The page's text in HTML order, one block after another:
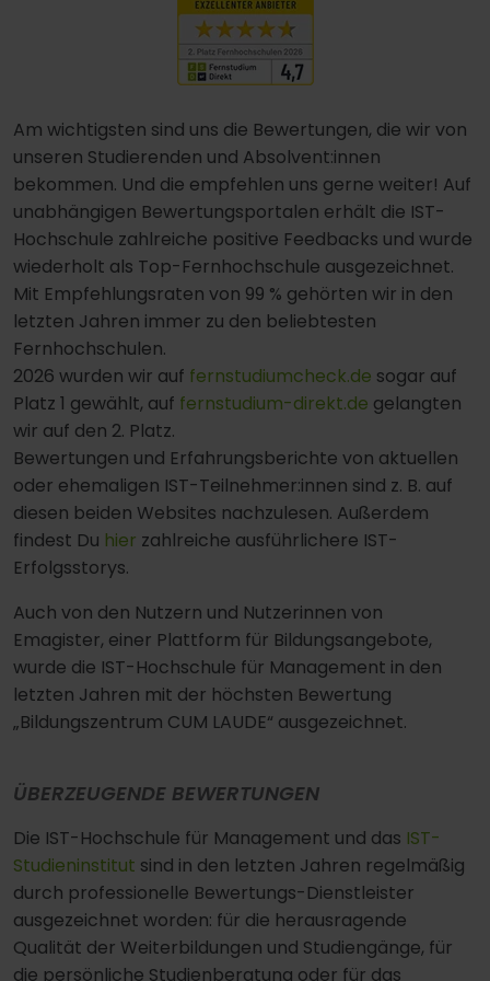
Am wichtigsten sind uns die Bewertungen, die wir von
unseren Studierenden und Absolvent:innen
bekommen. Und die empfehlen uns gerne weiter! Auf
unabhängigen Bewertungsportalen erhält die IST-
Hochschule zahlreiche positive Feedbacks und wurde
wiederholt als Top-Fernhochschule ausgezeichnet.
Mit Empfehlungsraten von 99 % gehörten wir in den
letzten Jahren immer zu den beliebtesten
Fernhochschulen.
2026 wurden wir auf fernstudiumcheck.de sogar auf
Platz 1 gewählt, auf fernstudium-direkt.de gelangten
wir auf den 2. Platz.
Bewertungen und Erfahrungsberichte von aktuellen
oder ehemaligen IST-Teilnehmer:innen sind z. B. auf
diesen beiden Websites nachzulesen. Außerdem
findest Du hier zahlreiche ausführlichere IST-
Erfolgsstorys.
Auch von den Nutzern und Nutzerinnen von
Emagister, einer Plattform für Bildungsangebote,
wurde die IST-Hochschule für Management in den
letzten Jahren mit der höchsten Bewertung
„Bildungszentrum CUM LAUDE“ ausgezeichnet.
ÜBERZEUGENDE BEWERTUNGEN
Die IST-Hochschule für Management und das IST-
Studieninstitut sind in den letzten Jahren regelmäßig
durch professionelle Bewertungs-Dienstleister
ausgezeichnet worden: für die herausragende
Qualität der Weiterbildungen und Studiengänge, für
die persönliche Studienberatung oder für das